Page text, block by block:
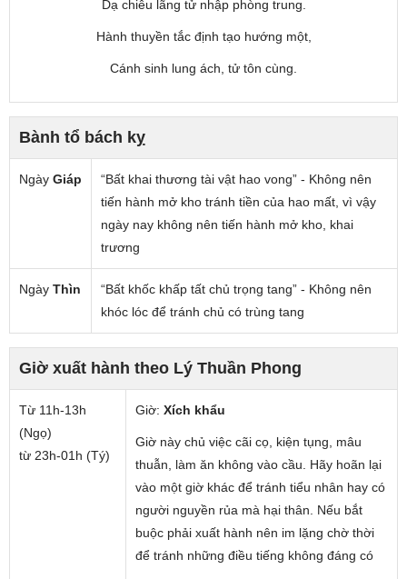
Dạ chiêu lãng tử nhập phòng trung.
Hành thuyền tắc định tạo hướng một,
Cánh sinh lung ách, tử tôn cùng.
Bành tổ bách kỵ
Ngày Giáp
“Bất khai thương tài vật hao vong” - Không nên
tiến hành mở kho tránh tiền của hao mất, vì vậy
ngày nay không nên tiến hành mở kho, khai
trương
Ngày Thìn
“Bất khốc khấp tất chủ trọng tang” - Không nên
khóc lóc để tránh chủ có trùng tang
Giờ xuất hành theo Lý Thuần Phong
Từ 11h-13h
(Ngọ)
từ 23h-01h (Tý)
Giờ: Xích khẩu
Giờ này chủ việc cãi cọ, kiện tụng, mâu
thuẫn, làm ăn không vào cầu. Hãy hoãn lại
vào một giờ khác để tránh tiểu nhân hay có
người nguyền rủa mà hại thân. Nếu bắt
buộc phải xuất hành nên im lặng chờ thời
để tránh những điều tiếng không đáng có